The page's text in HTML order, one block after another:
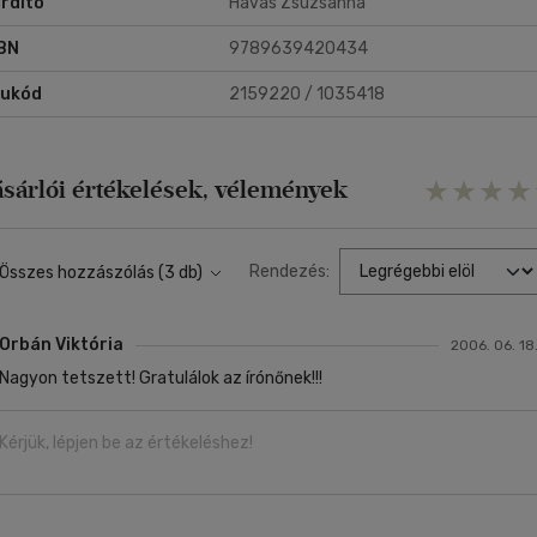
9789639420434
2159220 / 1035418
értékelések, vélemények
Összes hozzászólás (3 db) Rendezés:
Orbán Viktória 2006. 06. 18.
Nagyon tetszett! Gratulálok az írónőnek!!!
Kérjük, lépjen be az értékeléshez!